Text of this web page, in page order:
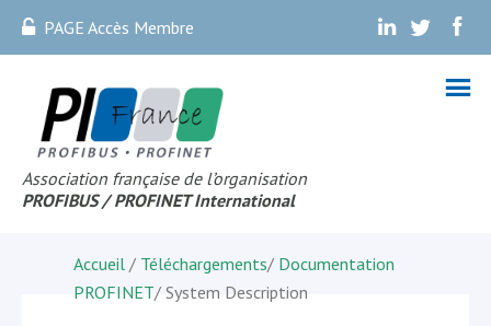
PAGE Accès Membre . . .
Association française de l’organisation
PROFIBUS / PROFINET International
Accueil / Téléchargements/ Documentation
PROFINET/ System Description